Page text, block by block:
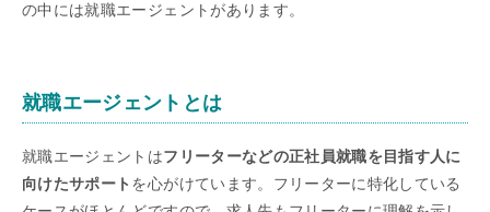
の中には就職エージェントがあります。
就職エージェントとは
就職エージェントはフリーターなどの正社員就職を目指す人に
向けたサポート を心がけています。フリーターに特化している